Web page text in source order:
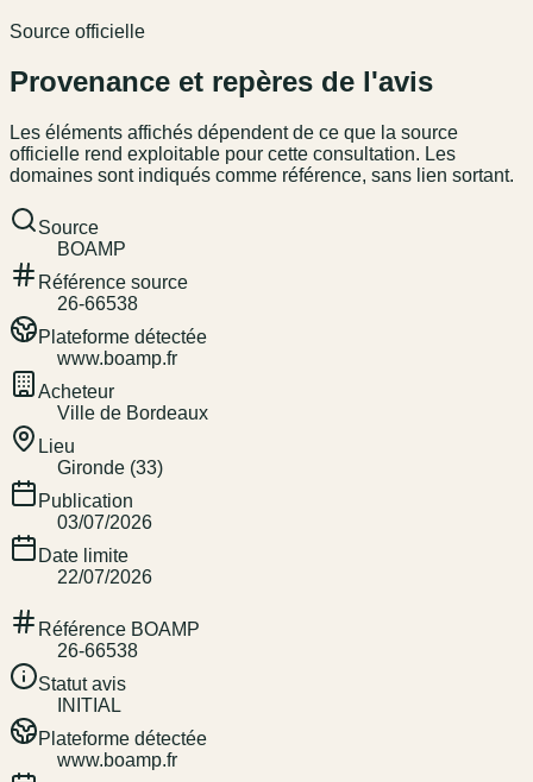
Source officielle
Provenance et repères de l'avis
Les éléments affichés dépendent de ce que la source
officielle rend exploitable pour cette consultation. Les
domaines sont indiqués comme référence, sans lien sortant.
Source
BOAMP
Référence source
26-66538
Plateforme détectée
www.boamp.fr
Acheteur
Ville de Bordeaux
Lieu
Gironde (33)
Publication
03/07/2026
Date limite
22/07/2026
Référence BOAMP
26-66538
Statut avis
INITIAL
Plateforme détectée
www.boamp.fr